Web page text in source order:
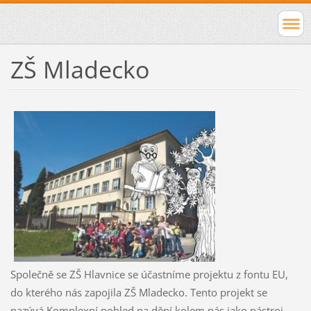
ZŠ Mladecko
Společně se ZŠ Hlavnice se účastníme projektu z fontu EU,
do kterého nás zapojila ZŠ Mladecko. Tento projekt se